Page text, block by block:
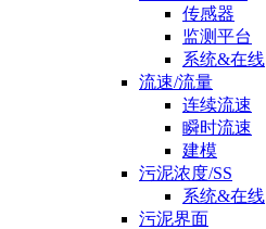
传感器
监测平台
系统&在线
流速/流量
连续流速
瞬时流速
建模
污泥浓度/SS
系统&在线
污泥界面